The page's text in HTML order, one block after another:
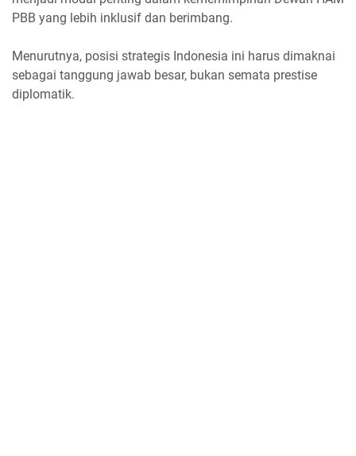
PBB yang lebih inklusif dan berimbang.
Menurutnya, posisi strategis Indonesia ini harus dimaknai
sebagai tanggung jawab besar, bukan semata prestise
diplomatik.